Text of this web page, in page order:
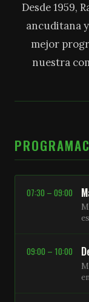
Desde 1959,
ancuditana
mejor
nuestra
07:30 – 09:00
09:00 – 10:00